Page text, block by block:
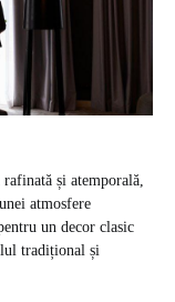
și atemporală,
atmosfere
un decor clasic
tradițional și